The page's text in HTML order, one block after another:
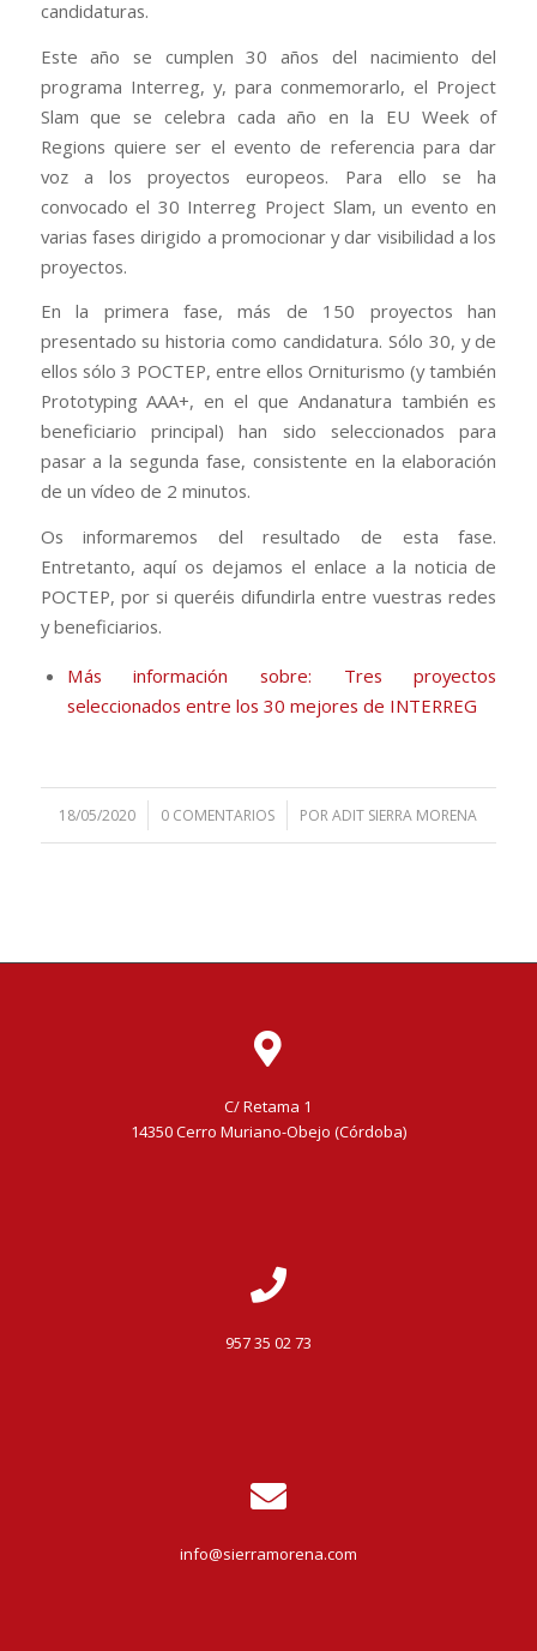
candidaturas.
Este año se cumplen 30 años del nacimiento del
programa Interreg, y, para conmemorarlo, el Project
Slam que se celebra cada año en la EU Week of
Regions quiere ser el evento de referencia para dar
voz a los proyectos europeos. Para ello se ha
convocado el 30 Interreg Project Slam, un evento en
varias fases dirigido a promocionar y dar visibilidad a los
proyectos.
En la primera fase, más de 150 proyectos han
presentado su historia como candidatura. Sólo 30, y de
ellos sólo 3 POCTEP, entre ellos Orniturismo (y también
Prototyping AAA+, en el que Andanatura también es
beneficiario principal) han sido seleccionados para
pasar a la segunda fase, consistente en la elaboración
de un vídeo de 2 minutos.
Os informaremos del resultado de esta fase.
Entretanto, aquí os dejamos el enlace a la noticia de
POCTEP, por si queréis difundirla entre vuestras redes
y beneficiarios.
Más información sobre: Tres proyectos
seleccionados entre los 30 mejores de INTERREG
18/05/2020
/ 0 COMENTARIOS
/ PORADIT SIERRA MORENA
C/ Retama 1
14350 Cerro Muriano-Obejo (Córdoba)
957 35 02 73
info@sierramorena.com